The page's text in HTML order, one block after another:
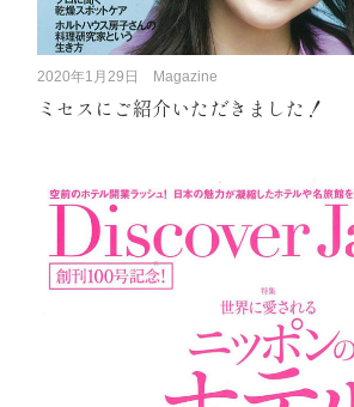
2020年1月29日 Magazine
ミセスにご紹介いただきました！